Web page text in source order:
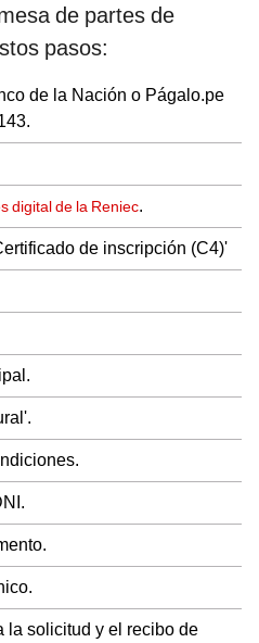
de partes de
pasos:
de la Nación o Págalo.pe
digital de la Reniec.
de inscripción (C4)'
la solicitud y el recibo de